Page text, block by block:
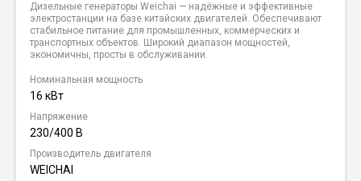
Дизельные генераторы Weichai — надёжные и эффективные
электростанции на базе китайских двигателей. Обеспечивают
стабильное питание для промышленных, коммерческих и
транспортных объектов. Широкий диапазон мощностей,
экономичны, просты в обслуживании.
Номинальная мощность
16 кВт
Напряжение
230/400 В
Производитель двигателя
WEICHAI